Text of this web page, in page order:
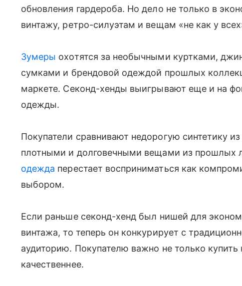
обновления гардероба. Но дело не только в
винтажу, ретро-силуэтам и вещам «не как у
Зумеры охотятся за необычными куртками,
сумками и брендовой одеждой прошлых
маркете. Секонд-хенды выигрывают еще и на
одежды.
Покупатели сравнивают недорогую синтетику
плотными и долговечными вещами из прошлых
одежда перестает восприниматься как
выбором.
Если раньше секонд-хенд был нишей для
винтажа, то теперь он конкурирует с
аудиторию. Покупателю важно не только
качественнее.